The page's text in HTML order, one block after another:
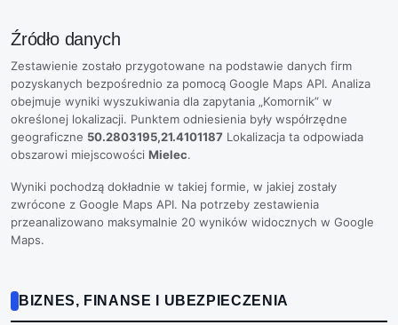
Źródło danych
Zestawienie zostało przygotowane na podstawie danych firm
pozyskanych bezpośrednio za pomocą Google Maps API. Analiza
obejmuje wyniki wyszukiwania dla zapytania „Komornik” w
określonej lokalizacji. Punktem odniesienia były współrzędne
geograficzne 50.2803195,21.4101187 Lokalizacja ta odpowiada
obszarowi miejscowości Mielec.
Wyniki pochodzą dokładnie w takiej formie, w jakiej zostały
zwrócone z Google Maps API. Na potrzeby zestawienia
przeanalizowano maksymalnie 20 wyników widocznych w Google
Maps.
BIZNES, FINANSE I UBEZPIECZENIA